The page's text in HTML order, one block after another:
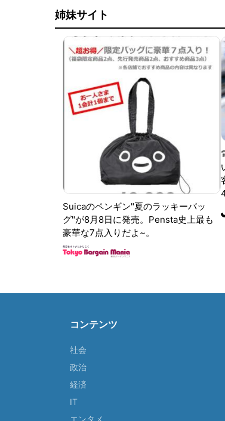
姉妹サイト
Suicaのペンギン"夏のラッキーバッ
グ"が8月8日に発売。Pensta史上最も
豪華な7点入りだよ~。
コンテンツ
社会
政治
経済
IT
エンタメ